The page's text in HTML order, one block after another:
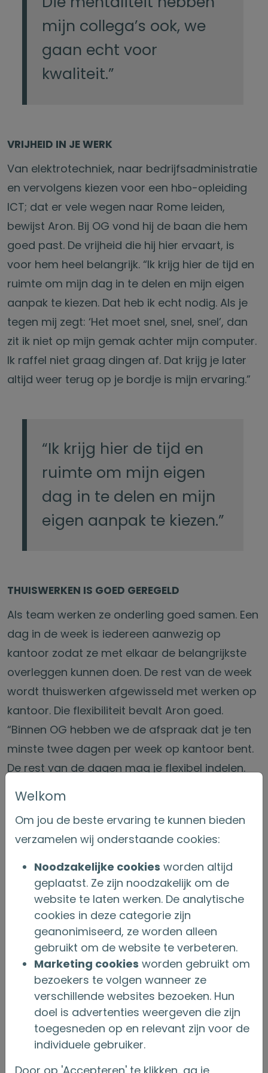
mijn collega’s ook, we
gaan echt voor
kwaliteit.”
VRIJHEID IN JE WERK
Van elektrotechniek, naar bedrijfsadministratie
en vervolgens kiezen voor een hbo-opleiding
ICT; dat er vele wegen naar Rome leiden,
bewijst Aron. Bij OG vond hij de baan die hem
goed past. De vrijheid die hij hier ervaart, is
voor hem heel belangrijk. “Ik krijg hier de tijd en
ruimte om mijn dag in te delen en mijn eigen
aanpak te kiezen. Dat heb ik echt nodig. Als je
tegen mij zegt: ‘Het moet snel, snel, snel’, dan
zit ik niet op mijn gemak achter mijn computer.
Ik raffel niet graag dingen af. Dat krijg je later
altijd weer terug op je bordje is mijn ervaring.”
“Ik krijg hier de tijd en
ruimte om mijn eigen
dag in te delen en mijn
eigen aanpak te kiezen.”
THUISWERKEN IS GOED GEREGELD
Als team werken ze onderling goed samen. Een
dag in de week is iedereen aanwezig op
kantoor zodat ze met elkaar de belangrijkste
overleggen kunnen doen. De rest van de week
wordt thuiswerken afgewisseld met werken op
kantoor. Die flexibiliteit bevalt Aron goed.
“Binnen OG hebben we de afspraak dat je ten
minste twee dagen per week op kantoor bent.
De rest van de dagen mag je flexibel indelen.
Het thuiswerken is ontstaan tijdens het
besloten dat dit prima werkt voor ons. We
starten sowieso elke werkdag met een ‘daily’,
een dagopening, zodat we van elkaar weten
waar we mee bezig zijn.”
Thuiswerken is bij OG goed geregeld. Zo heeft
hij een bureaustoel gekregen en een
beeldscherm en zijn alle systemen zo ingericht
dat hij thuis zijn werk uitstekend kan doen. De
mogelijkheid om vier dagen te werken, biedt
hem de ruimte om zijn tijd en aandacht goed
te verdelen. Aron: “Het is een bewuste keuze
om niet fulltime te werken. Een familielid is
hulpbehoevend en ik neem een stukje van de
Welkom
Om jou de beste ervaring te kunnen bieden
verzamelen wij onderstaande cookies:
Noodzakelijke cookies worden altijd
geplaatst. Ze zijn noodzakelijk om de
website te laten werken. De analytische
cookies in deze categorie zijn
geanonimiseerd, ze worden alleen
gebruikt om de website te verbeteren.
Marketing cookies worden gebruikt om
bezoekers te volgen wanneer ze
verschillende websites bezoeken. Hun
doel is advertenties weergeven die zijn
toegesneden op en relevant zijn voor de
individuele gebruiker.
Door op 'Accepteren' te klikken, ga je